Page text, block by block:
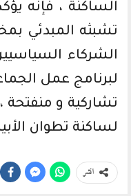
الساكنة ، فإنه
تشبثه المبدئي
الشركاء
تشاركية و منفتحة
لساكنة تطوان
انشر